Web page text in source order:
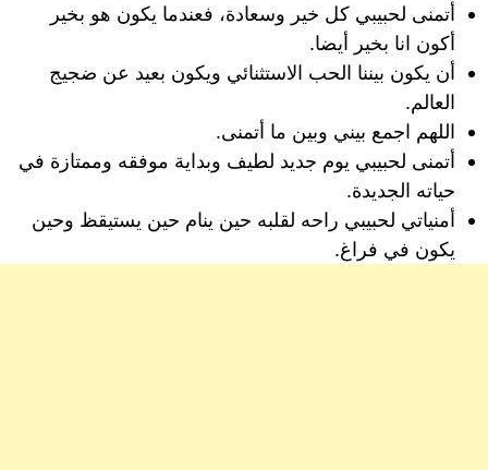
أتمنى لحبيبي كل خير وسعادة، فعندما يكون هو بخير
أكون انا بخير أيضا.
أن يكون بيننا الحب الاستثنائي ويكون بعيد عن ضجيج
العالم.
اللهم اجمع بيني وبين ما أتمنى.
أتمنى لحبيبي يوم جديد لطيف وبداية موفقه وممتازة في
حياته الجديدة.
أمنياتي لحبيبي راحه لقلبه حين ينام حين يستيقظ وحين
يكون في فراغ.